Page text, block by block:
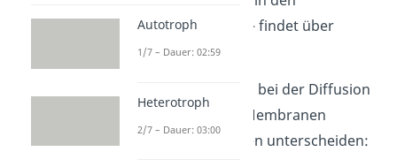
Lungenbläschen — findet über
Diffusion statt.
Generell kannst du bei der Diffusion
über biologische Membranen
zwischen zwei Arten unterscheiden:
Autotroph
1/7 – Dauer: 02:59
Heterotroph
2/7 – Dauer: 03:00